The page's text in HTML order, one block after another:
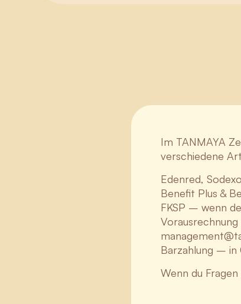
Im TANMAYA
verschiedene
Edenred,
Benefit Plus &
FKSP – wenn
Barzahlung – in
Wenn du